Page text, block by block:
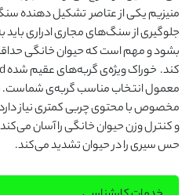
حس سیری را در حیوان تشدید می‌کند.